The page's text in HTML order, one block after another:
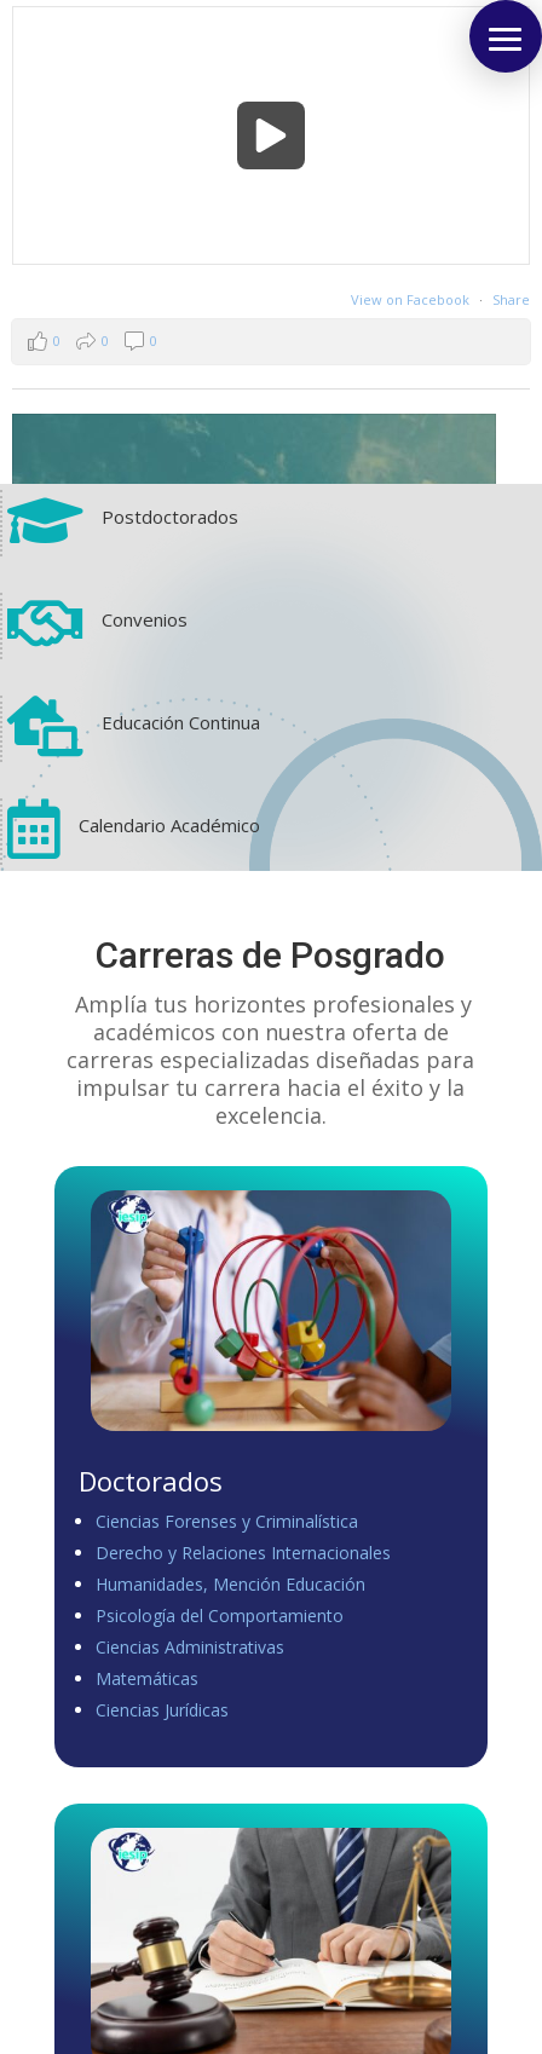
View on Facebook · Share
0 0 0
1 0
Load more
 Postdoctorados
 Convenios
 Educación Continua
 Calendario Académico
Carreras de Posgrado
Amplía tus horizontes profesionales y
académicos con nuestra oferta de
carreras especializadas diseñadas para
impulsar tu carrera hacia el éxito y la
excelencia.
Doctorados
Ciencias Forenses y Criminalística
Derecho y Relaciones Internacionales
Humanidades, Mención Educación
Psicología del Comportamiento
Ciencias Administrativas
Matemáticas
Ciencias Jurídicas